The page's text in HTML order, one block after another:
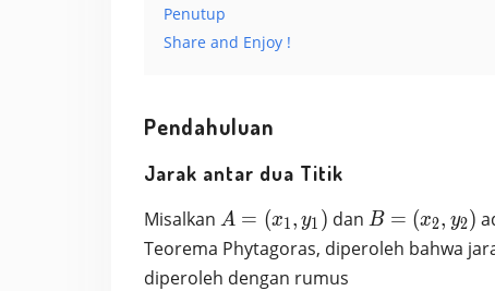
Penutup
Share and Enjoy !
Pendahuluan
Jarak antar dua Titik
Misalkan A=
(x_1,y_1)
A = (x1, y1 ) dan B=
(x_2,y_2)
B = (x2, y2)
Teorema Phytagoras, diperoleh bahwa
diperoleh dengan rumus